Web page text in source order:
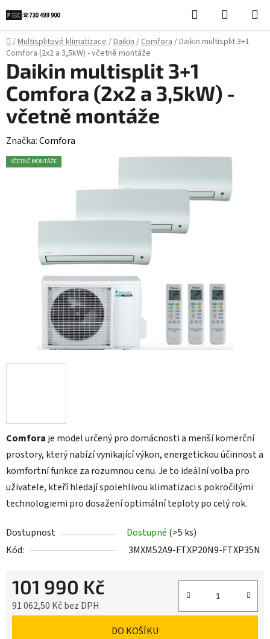
na
obsah
Hledat
KOŠÍK
Domů
/Multisplitové klimatizace/Daikin/Comfora/Daikin multisplit 3+1
Comfora (2x2 a 3,5kW) - včetně montáže
Comfora je model určený pro domácnosti a menší komerční
prostory, který nabízí vynikající výkon, energetickou účinnost a
komfortní funkce za rozumnou cenu. Je to ideální volba pro
uživatele, kteří hledají spolehlivou klimatizaci s pokročilými
technologiemi pro dosažení optimální teploty po celý rok.
Dostupnost Dostupné (>5 ks)
Kód:
3MXM52A9-FTXP20N9-FTXP35N
101 990 Kč
91 062,50 Kč bez DPH
DO KOŠÍKU
Daikin multisplit 3+1
Comfora (2x2 a 3,5kW) -
včetně montáže
Značka:Comfora
VČETNĚ MONTÁŽE